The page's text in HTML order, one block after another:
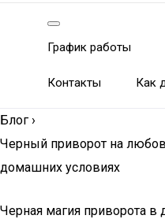
График работы
Контакты Как
Блог ›
Черный приворот на
домашних условиях
Черная магия приворота в